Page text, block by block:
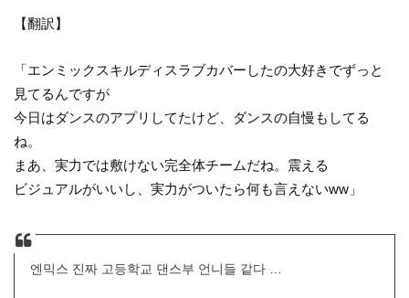
【翻訳】
「エンミックスキルディスラブカバーしたの大好きでずっと
見てるんですが
今日はダンスのアプリしてたけど、ダンスの自慢もしてる
ね。
まあ、実力では敷けない完全体チームだね。震える
ビジュアルがいいし、実力がついたら何も言えないww」
엔믹스 진짜 고등학교 댄스부 언니들 같다 …